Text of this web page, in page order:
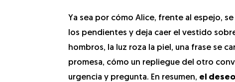
Ya sea por cómo Alice, frente al espejo,
los pendientes y deja caer el vestido
hombros, la luz roza la piel, una frase se
promesa, cómo un repliegue del otro
urgencia y pregunta. En resumen, el